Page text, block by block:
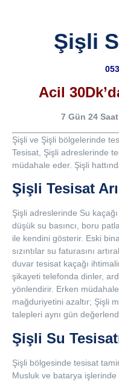
Şişli
Acil
7 Gün 24
Şişli ve Şişli bölgelerinde
Tesisat, Şişli adreslerinde
müdahale eder. Şişli
Şişli Tesisat
Şişli adreslerinde Su
düşük su basıncı, boru
ile kendini gösterir. Eski
sızıntılar su faturasını
duvar tesisat kaçağı
şikayeti telefonda dinler,
yönlendirir. Erken
mağduriyetini azaltır; Şişli
talepleri aynı gün
Şişli Su
Şişli bölgesinde tesisat
Musluk ve batarya işlerinde